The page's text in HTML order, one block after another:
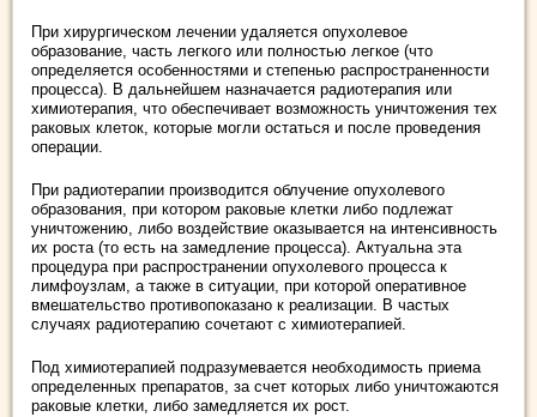
При хирургическом лечении удаляется опухолевое
образование, часть легкого или полностью легкое (что
определяется особенностями и степенью распространенности
процесса). В дальнейшем назначается радиотерапия или
химиотерапия, что обеспечивает возможность уничтожения тех
раковых клеток, которые могли остаться и после проведения
операции.
При радиотерапии производится облучение опухолевого
образования, при котором раковые клетки либо подлежат
уничтожению, либо воздействие оказывается на интенсивность
их роста (то есть на замедление процесса). Актуальна эта
процедура при распространении опухолевого процесса к
лимфоузлам, а также в ситуации, при которой оперативное
вмешательство противопоказано к реализации. В частых
случаях радиотерапию сочетают с химиотерапией.
Под химиотерапией подразумевается необходимость приема
определенных препаратов, за счет которых либо уничтожаются
раковые клетки, либо замедляется их рост.